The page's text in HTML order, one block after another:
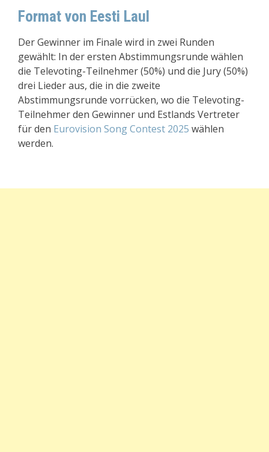
Format von Eesti Laul
Der Gewinner im Finale wird in zwei Runden
gewählt: In der ersten Abstimmungsrunde wählen
die Televoting-Teilnehmer (50%) und die Jury (50%)
drei Lieder aus, die in die zweite
Abstimmungsrunde vorrücken, wo die Televoting-
Teilnehmer den Gewinner und Estlands Vertreter
für den Eurovision Song Contest 2025 wählen
werden.